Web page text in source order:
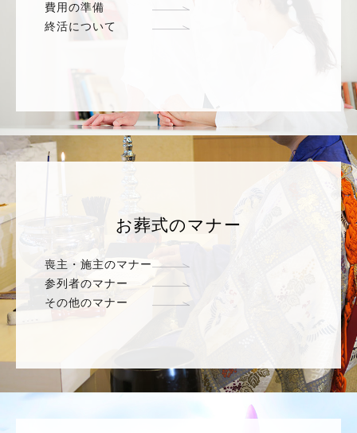
費用の準備
終活について
お葬式のマナー
喪主・施主のマナー
参列者のマナー
その他のマナー